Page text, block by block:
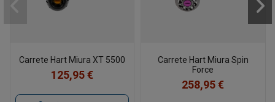
Carrete Hart Miura XT 5500
125,95 €
Carrete Hart Miura Spin
Force
258,95 €